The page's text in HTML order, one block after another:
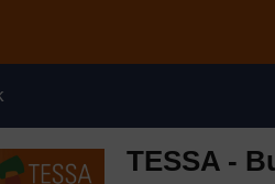
TESSA -